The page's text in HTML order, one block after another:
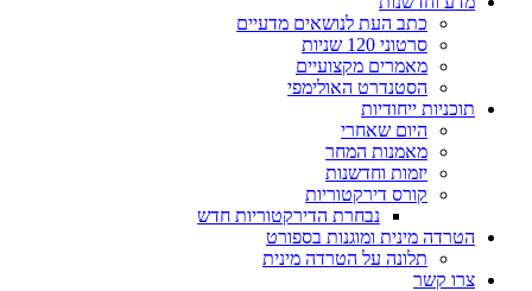
כתב העת לנושאים מדעיים
סרטוני 120 שניות
מאמרים מקצועיים
הסטנדרט האולימפי
תוכניות ייחודיות
היום שאחרי
מאמנות המחר
יזמות וחדשנות
קורס דירקטוריות
נבחרת הדירקטוריות חדש
הטרדה מינית ומוגנות בספורט
תלונה על הטרדה מינית
צרו קשר